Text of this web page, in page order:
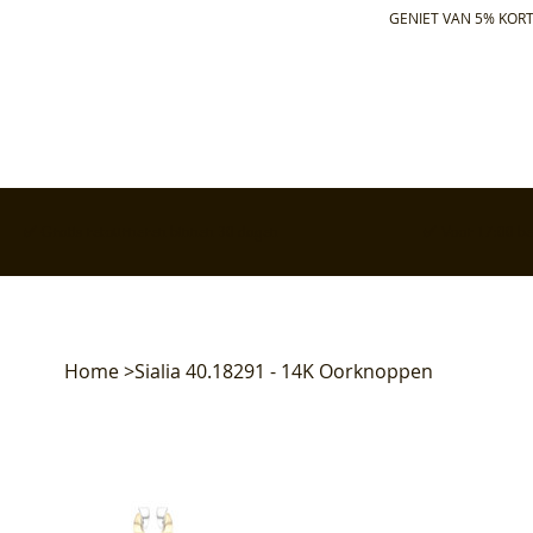
GENIET VAN 5%
Home>Sialia 40.18291 - 14K Oorknoppen